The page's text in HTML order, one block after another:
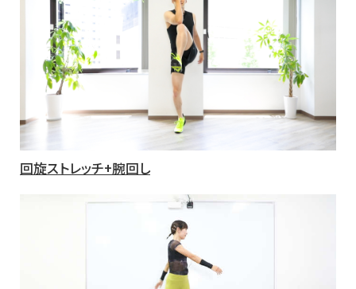
回旋ストレッチ+腕回し